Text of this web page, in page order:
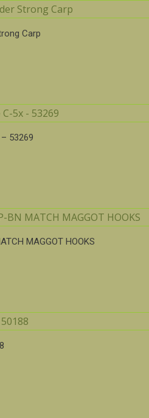
рсд
Carp
53269
MAGGOT HOOKS